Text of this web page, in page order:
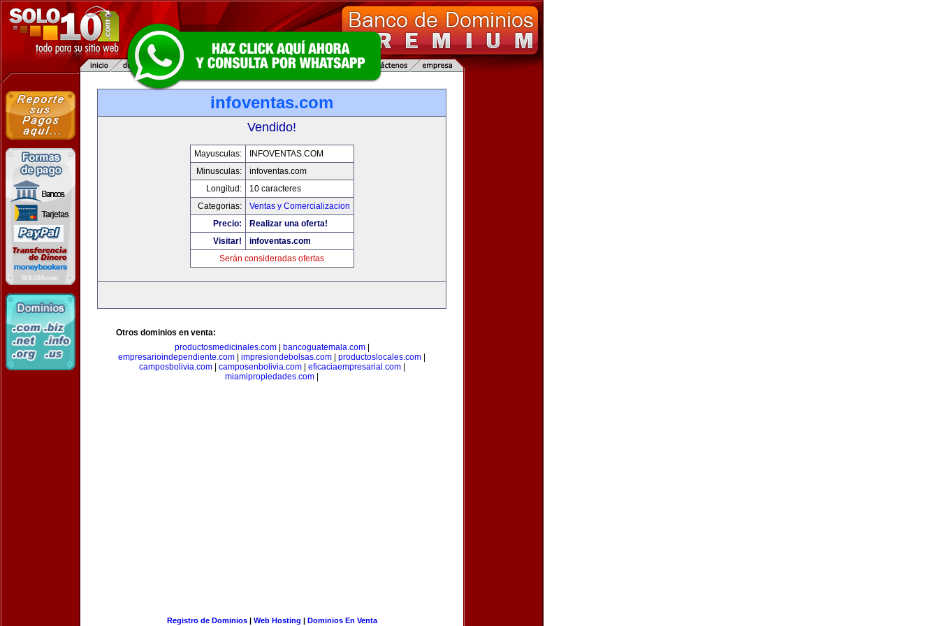
infoventas.com
Vendido!
Mayusculas:
INFOVENTAS.COM
Minusculas:
infoventas.com
Longitud:
10 caracteres
Categorias:
Ventas y Comercializacion
Precio:
Realizar una oferta!
Visitar!
infoventas.com
Serán consideradas ofertas
Otros dominios en venta:
productosmedicinales.com| bancoguatemala.com|
empresarioindependiente.com
impresiondebolsas.com productoslocales.com
camposbolivia.com| camposenbolivia.com| eficaciaempresarial.com|
miamipropiedades.com
Registro de Dominios| Web Hosting | Dominios En Venta